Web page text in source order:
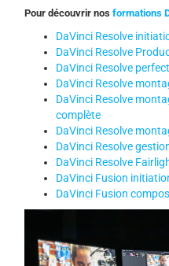
Pour découvrir nosformations
DaVinci Resolve
DaVinci Resolve
DaVinci Resolve
DaVinci Resolve
DaVinci Resolve
complète
DaVinci Resolve
DaVinci Resolve
DaVinci Resolve
DaVinci Fusion
DaVinci Fusion